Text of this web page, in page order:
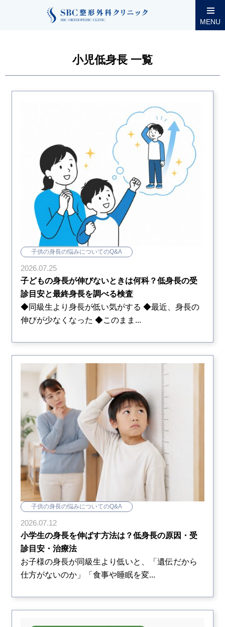
MENU
整形外科コラム 小児低身長
小児低身長 一覧
子供の身長の悩みについてのQ&A
2026.07.25
子どもの身長が伸びないときは何科？低身長の受
診目安と最終身長を調べる検査
◆同級生より身長が低い気がする ◆最近、身長の
伸びが少なくなった ◆このまま...
子供の身長の悩みについてのQ&A
2026.07.12
小学生の身長を伸ばす方法は？低身長の原因・受
診目安・治療法
お子様の身長が同級生より低いと、「遺伝だから
仕方がないのか」「食事や睡眠を変...